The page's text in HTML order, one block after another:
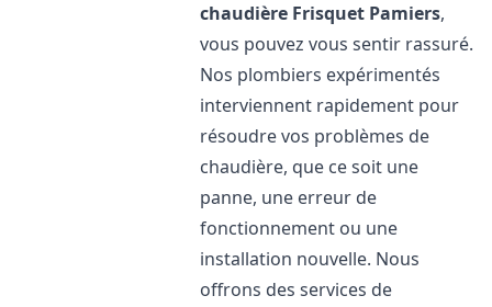
chaudière Frisquet Pamiers,
vous pouvez vous sentir rassuré.
Nos plombiers expérimentés
interviennent rapidement pour
résoudre vos problèmes de
chaudière, que ce soit une
panne, une erreur de
fonctionnement ou une
installation nouvelle. Nous
offrons des services de